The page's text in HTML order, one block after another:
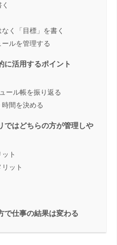
く「目標」を書く
ルを管理する
に活用するポイント
ール帳を振り返る
間を決める
ではどちらの方が管理しや
ト
ット
で仕事の結果は変わる